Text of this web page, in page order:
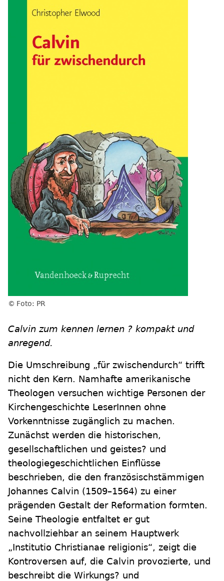
Foto: PR
Calvin zum kennen lernen ? kompakt und
anregend.
Die Umschreibung „für zwischendurch“ trifft
nicht den Kern. Namhafte amerikanische
Theologen versuchen wichtige Personen der
Kirchengeschichte LeserInnen ohne
Vorkenntnisse zugänglich zu machen.
Zunächst werden die historischen,
gesellschaftlichen und geistes? und
theologiegeschichtlichen Einflüsse
beschrieben, die den französischstämmigen
Johannes Calvin (1509–1564) zu einer
prägenden Gestalt der Reformation formten.
Seine Theologie entfaltet er gut
nachvollziehbar an seinem Hauptwerk
„Institutio Christianae religionis“, zeigt die
Kontroversen auf, die Calvin provozierte, und
beschreibt die Wirkungs? und